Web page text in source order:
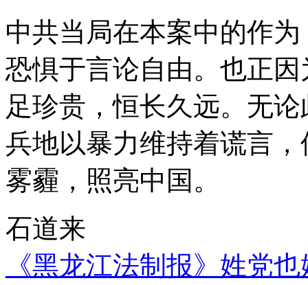
中共当局在本案中的作
恐惧于言论自由。也正
足珍贵，恒长久远。无
兵地以暴力维持着谎言
雾霾，照亮中国。
石道来
《黑龙江法制报》姓党